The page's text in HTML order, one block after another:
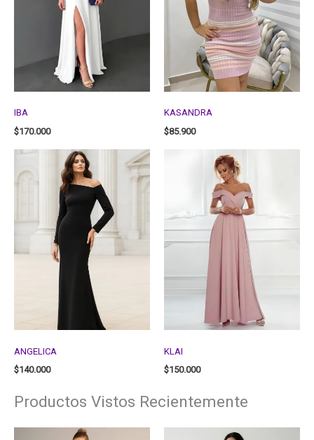
IBA
$170.000
KASANDRA
$85.900
ANGELICA
$140.000
KLAI
$150.000
Productos Vistos Recientemente